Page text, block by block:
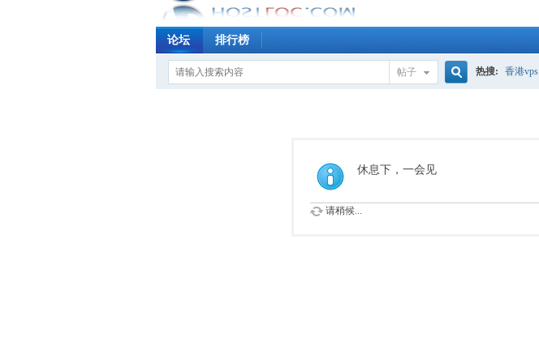
论坛 排行榜
帖子 热搜: 香港vps
休息下，一会见
请稍候...